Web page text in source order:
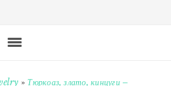
»Тюркоаз, злато, кинцуги –